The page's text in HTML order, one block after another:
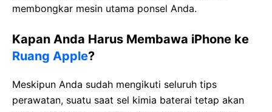
membongkar mesin utama ponsel Anda.
Kapan Anda Harus Membawa iPhone ke
Ruang Apple?
Meskipun Anda sudah mengikuti seluruh tips
perawatan, suatu saat sel kimia baterai tetap akan